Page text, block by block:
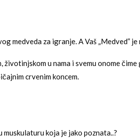
medveda za igranje. A Vaš „Medved”
životinjskom u nama i svemu onome
crvenim koncem.
muskulaturu koja je jako poznata..?